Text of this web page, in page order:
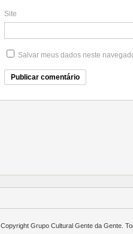
Site
Salvar meus dados neste
Copyright Grupo Cultural Gente da Gente.